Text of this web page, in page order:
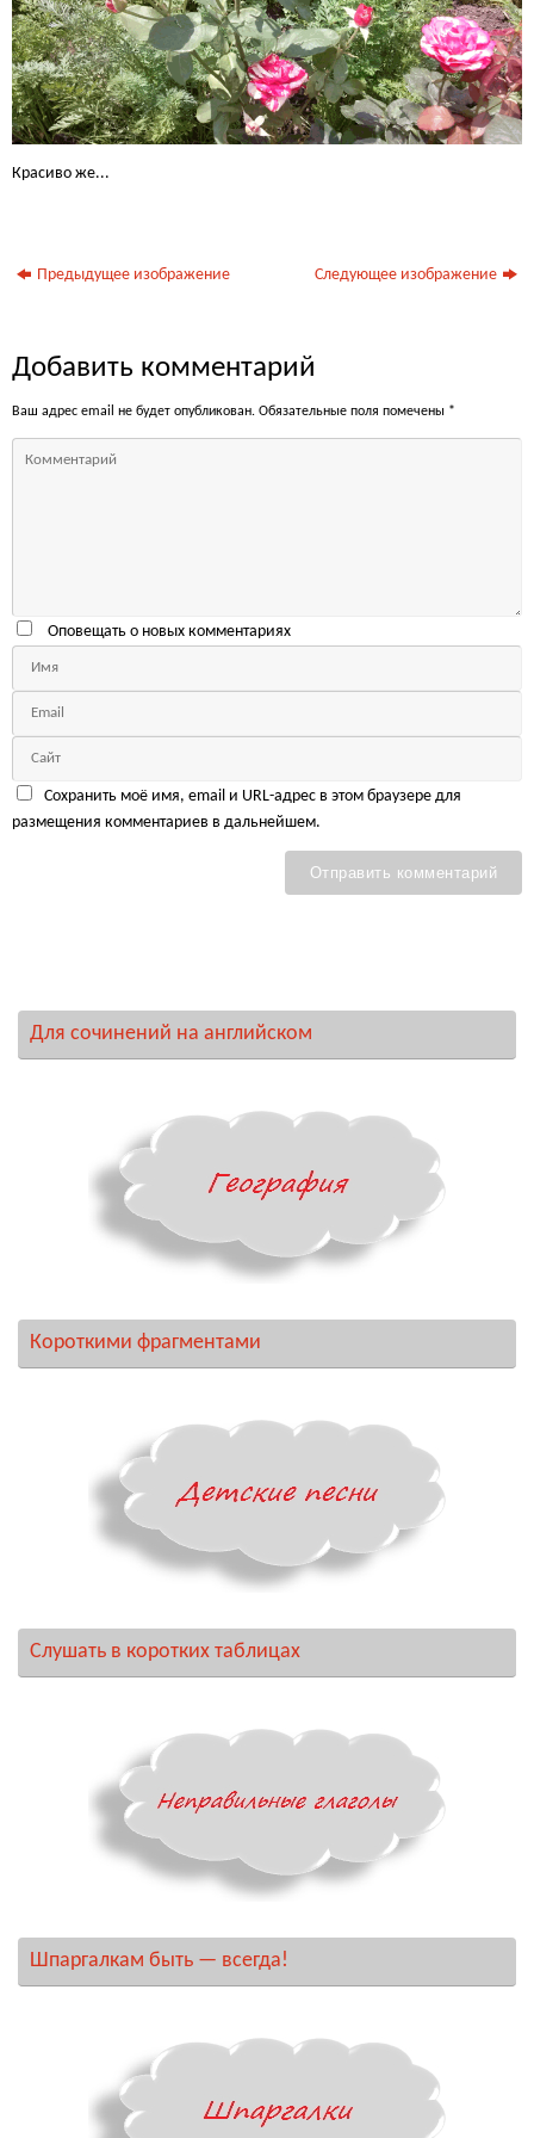
Красиво же...
Предыдущее изображение Следующее изображение
Добавить комментарий
Ваш адрес email не будет опубликован. Обязательные поля помечены *
Оповещать о новых комментариях
Сохранить моё имя, email и URL-адрес в этом браузере для
размещения комментариев в дальнейшем.
Для сочинений на английском
Короткими фрагментами
Слушать в коротких таблицах
Шпаргалкам быть — всегда!